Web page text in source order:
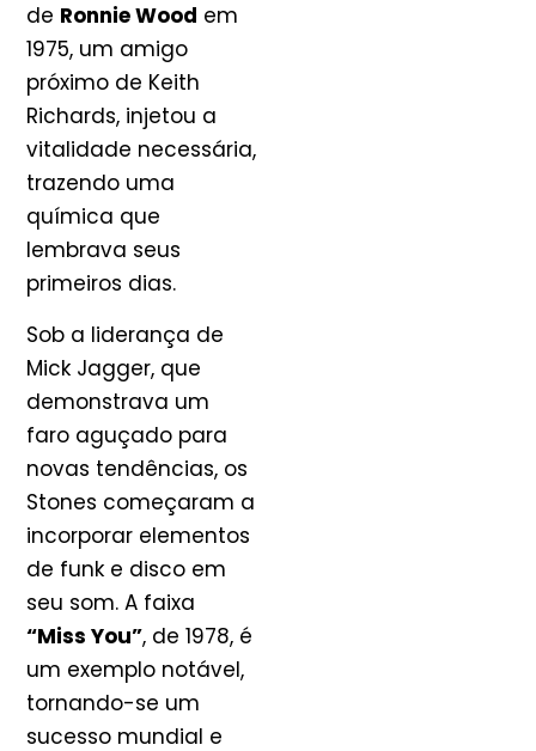
de Ronnie Wood em
1975, um amigo
próximo de Keith
Richards, injetou a
vitalidade necessária,
trazendo uma
química que
lembrava seus
primeiros dias.
Sob a liderança de
Mick Jagger, que
demonstrava um
faro aguçado para
novas tendências, os
Stones começaram a
incorporar elementos
de funk e disco em
seu som. A faixa
“Miss You”, de 1978, é
um exemplo notável,
tornando-se um
sucesso mundial e